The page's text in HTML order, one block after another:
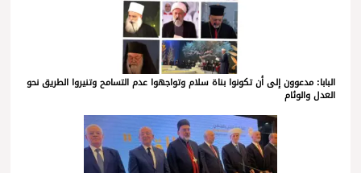
البابا: مدعوون إلى أن تكونوا بناة سلام وتواجهوا عدم التسامح وتنيروا الطريق نحو
العدل والوئام